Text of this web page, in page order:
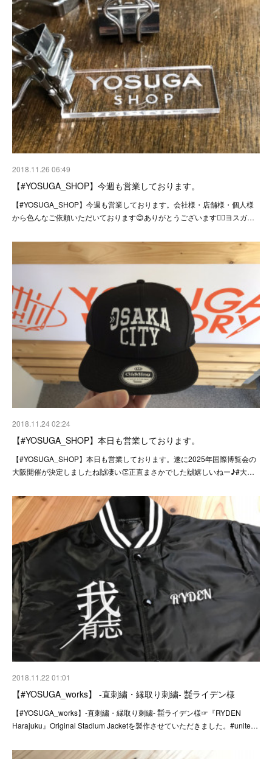
2018.11.26 06:49
【#YOSUGA_SHOP】今週も営業しております。
【#YOSUGA_SHOP】今週も営業しております。会社様・店舗様・個人様
から色んなご依頼いただいております😊ありがとうございます🙇‍♂️ヨスガ…
2018.11.24 02:24
【#YOSUGA_SHOP】本日も営業しております。
【#YOSUGA_SHOP】本日も営業しております。遂に2025年国際博覧会の
大阪開催が決定しましたね🙌凄い👏正直まさかでした🙌嬉しいねー♪#大…
2018.11.22 01:01
【#YOSUGA_works】 -直刺繍・縁取り刺繍- ㍿ライデン様
【#YOSUGA_works】-直刺繍・縁取り刺繍- ㍿ライデン様☞『RYDEN
Harajuku』Original Stadium Jacketを製作させていただきました。#unite…